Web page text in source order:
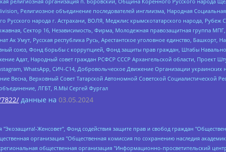
Религиозное объединение последователей инглиизма, Народная
народа г. Астрахани, ВОЛЯ, Меджлис крымскотатарского народа, Рубеж
Сектор 16, Независимость, Фирма, Молодежная правозащитная группа
Ак Умут, Русская республика Русь, Арестантское уголовное единство,
союз, Фонд борьбы с коррупцией, Фонд защиты прав граждан, Штабы
Адат, Народный совет граждан РСФСР СССР Архангельской области, Проект
WhatsApp, СИЧ-С14, Добровольческое Движение Организации украинских
Весна, Верховный Совет Татарской Автономной Советской Социалистической
ЛГБТ, Я.МЫ Сергей Фургал
данные на 03.05.2024
и их семьям, Автономная некоммерческая организация "Институт глобализации и социальных движений", Фонд "В защиту прав заключенных", Частное учреждение "Центр поддержки и содействия развитию средств массовой информации", Пензенский региональный общественный благотворительный фонд "Гражданский союз", "Север.Реалии", Некоммерческая организация Фонд "Правовая инициатива", Общество с ограниченной ответственностью "Радио Свободная Европа/Радио Свобода", Чешское информационное агентство "MEDIUM-ORIENT", Красноярская региональная общественная организация "Мы против СПИДа", Камалягин Денис Николаевич, Маркелов Сергей Евгеньевич, Пономарев Лев Александрович, Савицкая Людмила Алексеевна, Автономная некоммерческая организация "Центр по работе с проблемой насилия "НАСИЛИЮ.НЕТ", Межрегиональный профессиональный союз работников здравоохранения "Альянс врачей", Юридическое лицо, зарегистрированное в Латвийской Республике, SIA "Medusa Project" (регистрационный номер 40103797863, дата регистрации 10.06.2014), Некоммерческая организация "Фонд по борьбе с коррупцией", Автономная некоммерческая организация "Институт права и публичной политики", Баданин Роман Сергеевич, Гликин Максим Александрович, Железнова Мария Михайловна, Лукьянова Юлия Сергеевна, Маетная Елизавета Витальевна, Маняхин Петр Борисович, Чуракова Ольга Владимировна, Ярош Юлия Петровна, Юридическое лицо "The Insider SIA", зарегистрированное в Риге, Латвийская Республика (дата регистрации 26.06.2015), являющееся администратором доменного имени интернет-издания "The Insider SIA", https://theins.ru, Постернак Алексей Евгеньевич, Рубин Михаил Аркадьевич, Анин Роман Александрович, Юридическое лицо Istories fonds, зарегистрированное в Латвийской Республике (регистрационный номер 50008295751, дата регистрации 24.02.2020), Великовский Дмитрий Александрович, Долинина Ирина Николаевна, Мароховская Алеся Алексеевна, Шлейнов Роман Юрьевич, Шмагун Олеся Валентиновна, Общество с ограниченной ответственностью "Альтаир 2021", Общество с ограниченной ответственностью "Вега 2021", Общество с ограниченной ответственностью "Главный редактор 2021", Общество с ограниченной ответственностью "Ромашки монолит", Важенков Артем Валерьевич, Ивановская областная общественная организация "Центр гендерных исследований", Гурман Юрий Альбертович, Медиапроект "ОВД-Инфо", Егоров Владимир Владимирович, Жилинский Владимир Александрович, Общество с ограниченной ответственностью "ЗП", Иванова София Юрьевна, Карезина Инна Павловна, Кильтау Екатерина Викторовна, Петров Алексей Викторович, Пискунов Сергей Евгеньевич, Смирнов Сергей Сергеевич, Тихонов Михаил Сергеевич, Общество с ограниченной ответственностью "ЖУРНАЛИСТ-ИНОСТРАННЫЙ АГЕНТ", Арапова Галина Юрьевна, Вольтская Татьяна Анатольевна, Американская компания "Mason G.E.S. Anonymous Foundation" (США), являющаяся владельцем интернет-издания https://mnews.world/, Компания "Stichting Bellingcat", зарегистрированная в Нидерландах (дата регистрации 11.07.2018), Захаров Андрей Вячеславович, Клепиковская Екатерина Дмитриевна, Общество с ограниченной ответственностью "МЕМО", Перл Роман Александрович, Симонов Евгений Алексеевич, Соловьева Елена Анатольевна, Сотников Даниил Владимирович, Сурначева Елизавета Дмитриевна, Автономная некоммерческая организация по защите прав человека и информированию населения "Якутия – Наше Мнение", Общество с ограниченной ответственностью "Москоу диджитал медиа", с 26.01.2023 Общество с ограниченной ответственностью "Чайка Белые сады", Ветошкина Валерия Валерьевна, Заговора Максим Александрович,